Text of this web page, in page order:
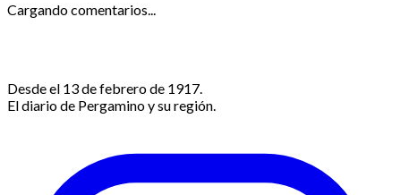
Cargando comentarios...
Desde el 13 de febrero de 1917.
El diario de Pergamino y su región.